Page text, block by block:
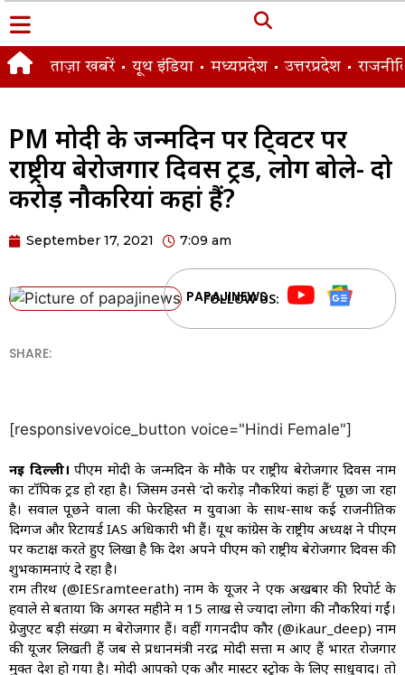
ताज़ा खबरें यूथ इंडिया मध्यप्रदेश उत्तरप्रदेश
PM मोदी के जन्मदिन पर टि्वटर पर
राष्ट्रीय बेरोजगार दिवस ट्रेंड, लोग बोले- दो
करोड़ नौकरियां कहां हैं?
September 17, 2021 7:09 am
PAPAJINEWS
FOLLOW US:
SHARE:
[responsivevoice_button voice="Hindi Female"]
नई दिल्ली। पीएम मोदी के जन्मदिन के मौके पर राष्ट्रीय बेरोजगार दिवस नाम
का टॉपिक ट्रेंड हो रहा है। जिसमें उनसे ‘दो करोड़ नौकरियां कहां हैं’ पूछा जा रहा
है। सवाल पूछने वालों की फेरहिस्त में युवाओं के साथ-साथ कई राजनीतिक
दिग्गज और रिटायर्ड IAS अधिकारी भी हैं। यूथ कांग्रेस के राष्ट्रीय अध्यक्ष ने पीएम
पर कटाक्ष करते हुए लिखा है कि देश अपने पीएम को राष्ट्रीय बेरोजगार दिवस की
शुभकामनाएं दे रहा है।
राम तीरथ (@IESramteerath) नाम के यूजर ने एक अखबार की रिपोर्ट के
हवाले से बताया कि अगस्त महीने में 15 लाख से ज्यादा लोगों की नौकरियां गईं।
ग्रेजुएट बड़ी संख्या में बेरोजगार हैं। वहीं गगनदीप कौर (@ikaur_deep) नाम
की यूजर लिखती हैं जब से प्रधानमंत्री नरेंद्र मोदी सत्ता में आए हैं भारत रोजगार
मुक्त देश हो गया है। मोदी आपको एक और मास्टर स्ट्रोक के लिए साधुवाद। तो